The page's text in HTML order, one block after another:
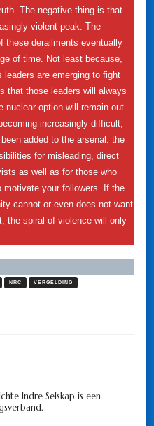
The negative thing is that
violent peak. The
these derailments eventually
of time. Not least because,
leaders are emerging to fight
that those leaders will always
nuclear option will remain out
increasingly difficult,
added to the arsenal: the
for misleading, direct
as well as for those who
motivate your followers. If the
cannot or even does not want
the spiral of violence will only
NRC VERGELDING
Indre Selskap is een